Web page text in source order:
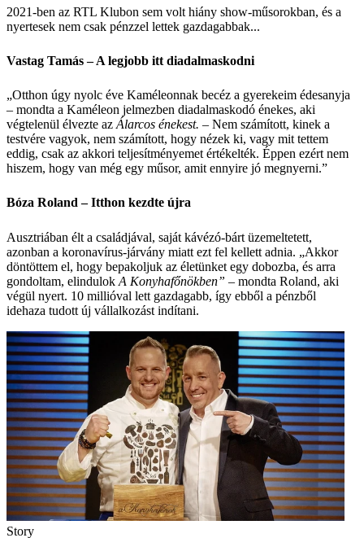
2021-ben az RTL Klubon sem volt hiány show-műsorokban, és a
nyertesek nem csak pénzzel lettek gazdagabbak...
Vastag Tamás – A legjobb itt diadalmaskodni
„Otthon úgy nyolc éve Kaméleon­nak becéz a gyerekeim édesanyja
– mondta a Kaméleon jelmezben diadalmaskodó énekes, aki
végtelenül élvezte az Álarcos énekest. – Nem számított, kinek a
testvére vagyok, nem számított, hogy nézek ki, vagy mit tettem
eddig, csak az akkori teljesítményemet értékelték. Éppen ezért nem
hiszem, hogy van még egy műsor, amit ennyire jó megnyerni.”
Bóza Roland – Itthon kezdte újra
Ausztriában élt a családjával, saját kávézó-bárt üzemeltetett,
azonban a koronavírus-járvány miatt ezt fel kellett adnia. „Akkor
döntöttem el, hogy bepakoljuk az életünket egy dobozba, és arra
gondoltam, elindulok A Konyha­főnökben” – mondta Roland, aki
végül nyert. 10 millióval lett gazdagabb, így ebből a pénzből
idehaza tudott új vállalkozást indítani.
Story